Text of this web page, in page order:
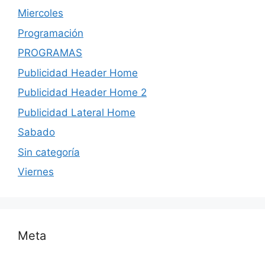
Miercoles
Programación
PROGRAMAS
Publicidad Header Home
Publicidad Header Home 2
Publicidad Lateral Home
Sabado
Sin categoría
Viernes
Meta